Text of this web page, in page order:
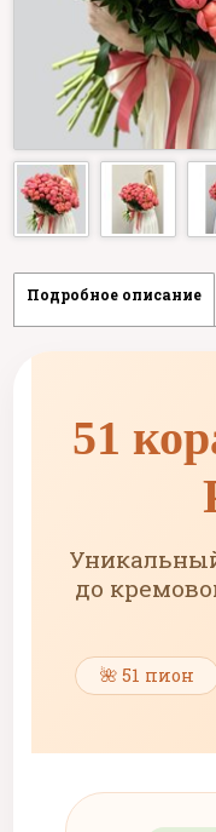
Подробное описание
51
до
🌺 51 пион